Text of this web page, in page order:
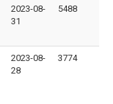
2023-08-
31
5488
2023-08-
28
3774